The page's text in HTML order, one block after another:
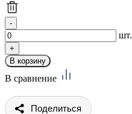
шт.
В сравнение
Поделиться